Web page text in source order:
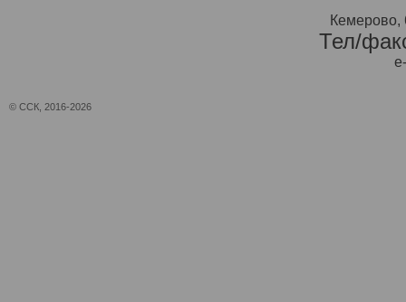
Кемерово,
Тел/
© ССК, 2016-2026